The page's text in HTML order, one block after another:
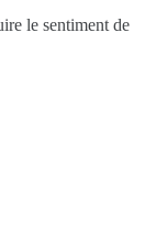
le sentiment de